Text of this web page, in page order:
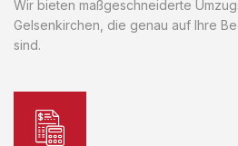
Wir bieten maßgeschneiderte
Gelsenkirchen, die genau auf Ihre
sind.